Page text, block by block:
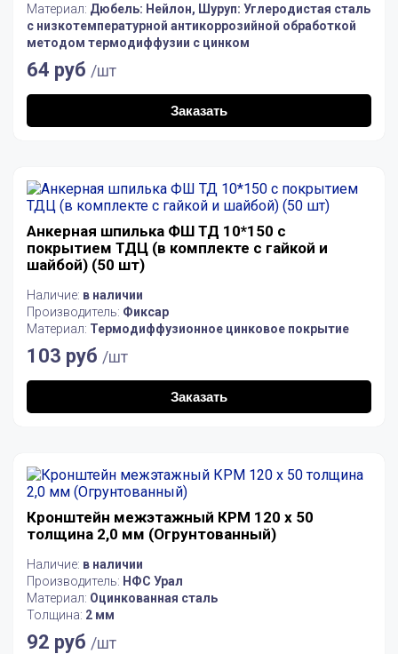
Материал: Дюбель: Нейлон, Шуруп: Углеродистая сталь
с низкотемпературной антикоррозийной обработкой
методом термодиффузии с цинком
64 руб /шт
Заказать
Анкерная шпилька ФШ ТД 10*150 с
покрытием ТДЦ (в комплекте с гайкой и
шайбой) (50 шт)
Наличие: в наличии
Производитель: Фиксар
Материал: Термодиффузионное цинковое покрытие
103 руб /шт
Заказать
Кронштейн межэтажный КРМ 120 х 50
толщина 2,0 мм (Огрунтованный)
Наличие: в наличии
Производитель: НФС Урал
Материал: Оцинкованная сталь
Толщина: 2 мм
92 руб /шт